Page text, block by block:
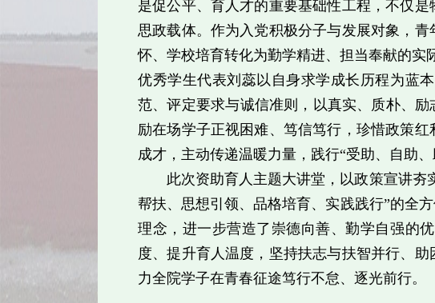
是促公平、育人才的重要基础性工程，不仅
思政载体。作为入党积极分子与发展对象，
怀、学校培育转化为勤学精进、担当奉献的实
优秀学生代表刘蕊以自身求学成长历程为蓝
范、评定要求与诚信准则，以真实、质朴、
励在场学子正视困难、笃信笃行，珍惜政策
成才，主动传递温暖力量，践行“受助、自助、
此次资助育人主题大讲堂，以政策宣讲
帮扶、思想引领、品格培育、实践践行”的全
理念，进一步营造了崇德向善、勤学自强的
度、提升育人温度，坚持扶志与扶智并行、
力全院学子在青春征途笃行不怠、逐光前行。